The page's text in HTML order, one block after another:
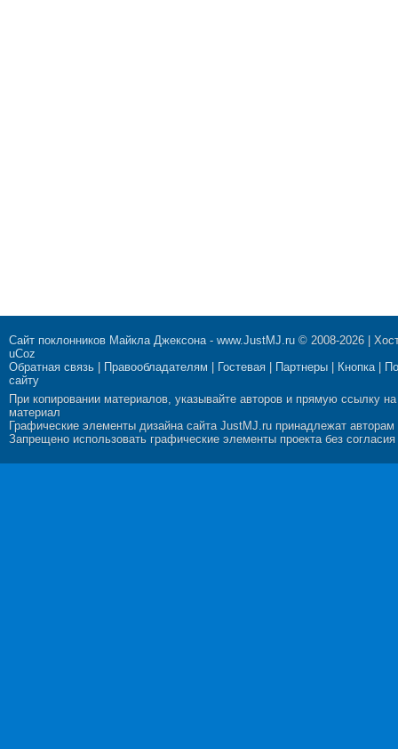
Сайт поклонников Майкла Джексона- www.JustMJ.ru © 2008-2026 |
uCoz
Обратная связь
Правообладателям Гостевая Партнеры Кнопка|
сайту
При копировании материалов, указывайте авторов и прямую ссылку на
материал
Графические элементы дизайна сайта JustMJ.ru принадлежат авторам
Запрещено использовать графические элементы проекта без согласия